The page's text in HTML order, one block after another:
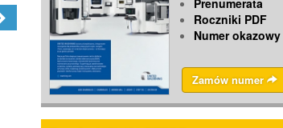
Roczniki PDF
Numer okazowy
Zamów numer